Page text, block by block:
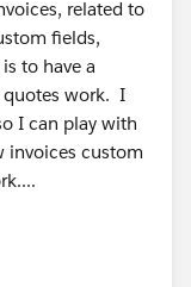
related to
fields,
to have a
quotes work. I
I can play with
invoices custom